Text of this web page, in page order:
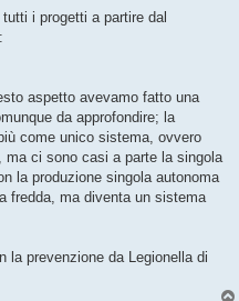
i progetti a partire dal
aspetto avevamo fatto una
da approfondire; la
come unico sistema, ovvero
ci sono casi a parte la singola
la produzione singola autonoma
fredda, ma diventa un sistema
la prevenzione da Legionella di